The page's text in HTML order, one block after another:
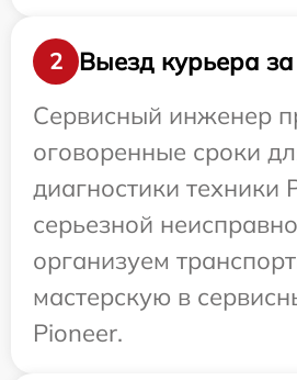
2
Выезд курьера
Сервисный инженер
оговоренные сроки
диагностики техники
серьезной
организуем
мастерскую в
Pioneer.